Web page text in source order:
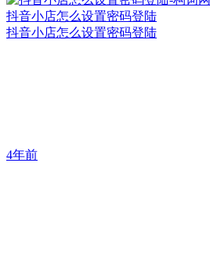
抖音小店怎么设置密码登陆
抖音小店怎么设置密码登陆
4年前